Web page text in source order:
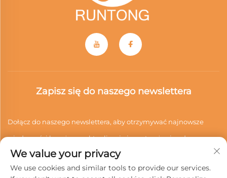
Zapisz się do naszego newslettera
Dołącz do naszego newslettera, aby otrzymywać najnowsze
wiadomości branżowe, aktualizacje i spostrzeżenia od naszego
zespołu.
We value your privacy
We use cookies and similar tools to provide our services.